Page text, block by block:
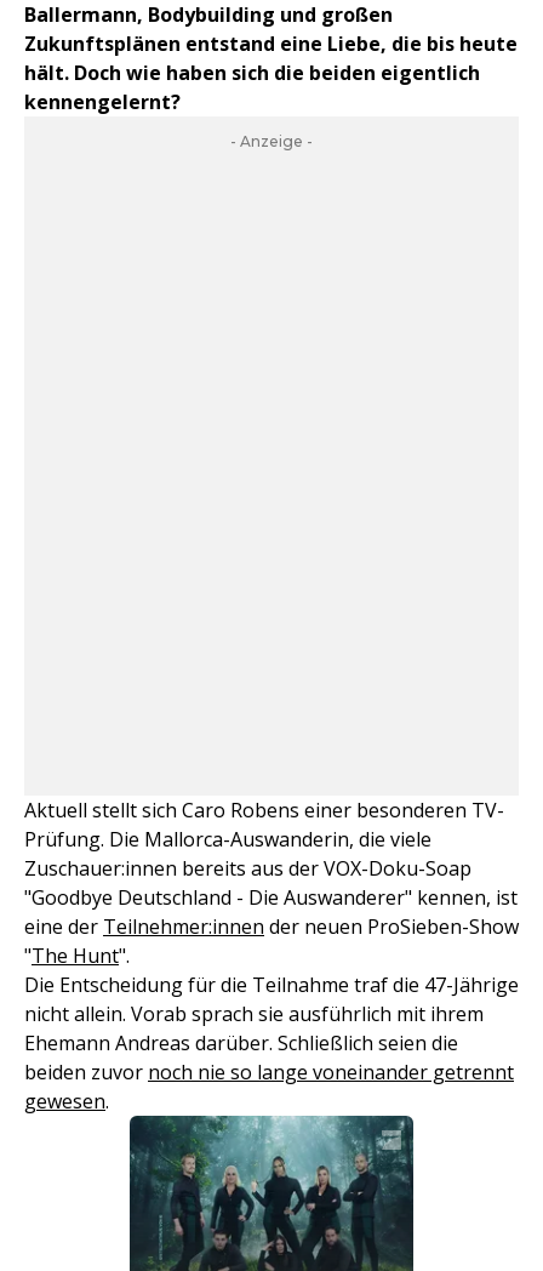
Ballermann, Bodybuilding und großen
Zukunftsplänen entstand eine Liebe, die bis heute
hält. Doch wie haben sich die beiden eigentlich
kennengelernt?
- Anzeige -
Aktuell stellt sich Caro Robens einer besonderen TV-
Prüfung. Die Mallorca-Auswanderin, die viele
Zuschauer:innen bereits aus der VOX-Doku-Soap
"Goodbye Deutschland - Die Auswanderer" kennen, ist
eine der Teilnehmer:innen der neuen ProSieben-Show
"The Hunt".
Die Entscheidung für die Teilnahme traf die 47-Jährige
nicht allein. Vorab sprach sie ausführlich mit ihrem
Ehemann Andreas darüber. Schließlich seien die
beiden zuvor noch nie so lange voneinander getrennt
gewesen.